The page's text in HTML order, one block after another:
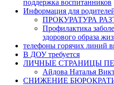
поддержка воспитанников
Информация для
ПРОКУРАТУРА
Профилактика
здорового образа
телефоны горячих линий
В ДОУ требуется
ЛИЧНЫЕ СТРАНИЦЫ
Айдова Наталья
СНИЖЕНИЕ